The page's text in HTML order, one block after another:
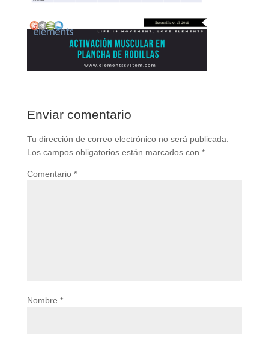
Enviar comentario
Tu dirección de correo electrónico no será publicada.
Los campos obligatorios están marcados con *
Comentario *
Nombre *